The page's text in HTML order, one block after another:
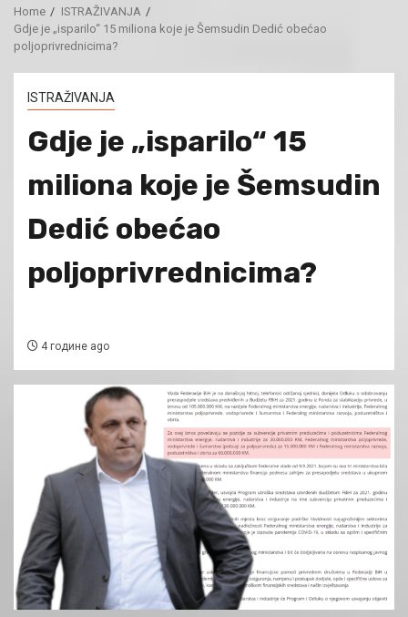
Home
ISTRAŽIVANJA
Gdje je „isparilo“ 15 miliona koje je Šemsudin Dedić obećao
poljoprivrednicima?
ISTRAŽIVANJA
Gdje je „isparilo“ 15
miliona koje je Šemsudin
Dedić obećao
poljoprivrednicima?
4 године ago